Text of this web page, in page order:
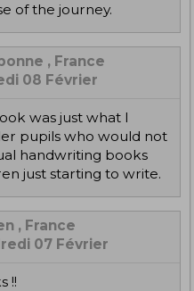
of the journey.
, France
08 Février
pupils who would not
handwriting books
just starting to write.
, France
07 Février
!!